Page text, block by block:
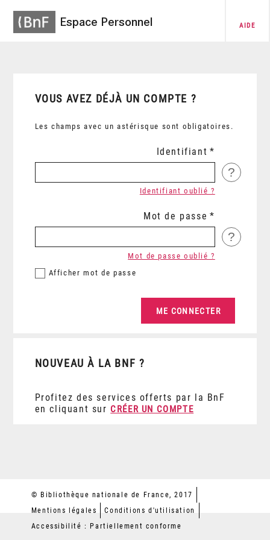
Espace Personnel AIDE
VOUS AVEZ DÉJÀ UN COMPTE ?
Les champs avec un astérisque sont obligatoires.
Identifiant
?
Identifiant oublié ?
Mot de passe
?
Afficher mot de passe
Mot de passe oublié ?
NOUVEAU À LA BNF ?
Profitez des services offerts par la BnF
en cliquant sur CRÉER UN COMPTE
© Bibliothèque nationale de France, 2017
Mentions légales
Conditions d'utilisation
Accessibilité : Partiellement conforme